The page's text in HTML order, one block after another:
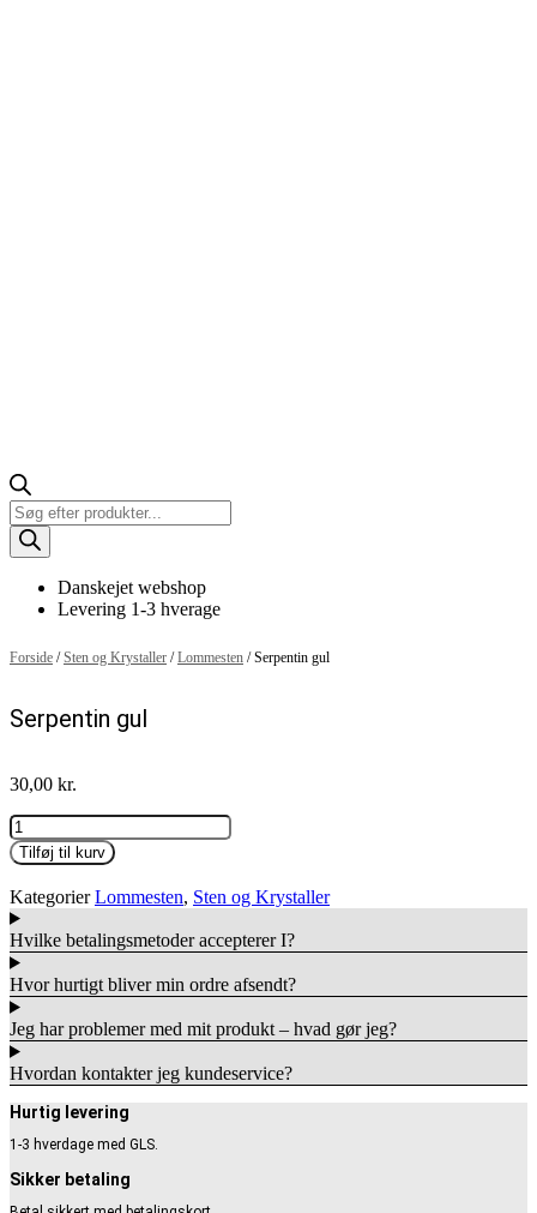
Products
search
Danskejet webshop
Levering 1-3 hverage
Forside /Sten og Krystaller /Lommesten / Serpentin gul
Serpentin gul
30,00 kr.
Serpentin
gul
antal
Tilføj til kurv
Kategorier Lommesten, Sten og Krystaller
Hvilke betalingsmetoder accepterer I?
Hvor hurtigt bliver min ordre afsendt?
Jeg har problemer med mit produkt – hvad gør jeg?
Hvordan kontakter jeg kundeservice?
Hurtig levering
1-3 hverdage med GLS.
Sikker betaling